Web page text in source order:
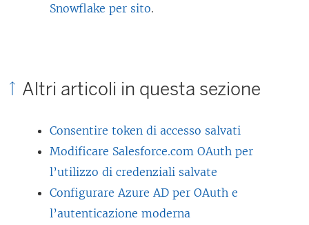
Snowflake per sito.
Altri articoli in questa sezione
Consentire token di accesso salvati
Modificare Salesforce.com OAuth per
l’utilizzo di credenziali salvate
Configurare Azure AD per OAuth e
l’autenticazione moderna